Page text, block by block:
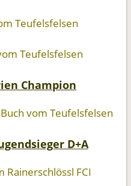
Teufelsfelsen
Teufelsfelsen
Champion
vom Teufelsfelsen
D+A
Rainerschlössl FCI